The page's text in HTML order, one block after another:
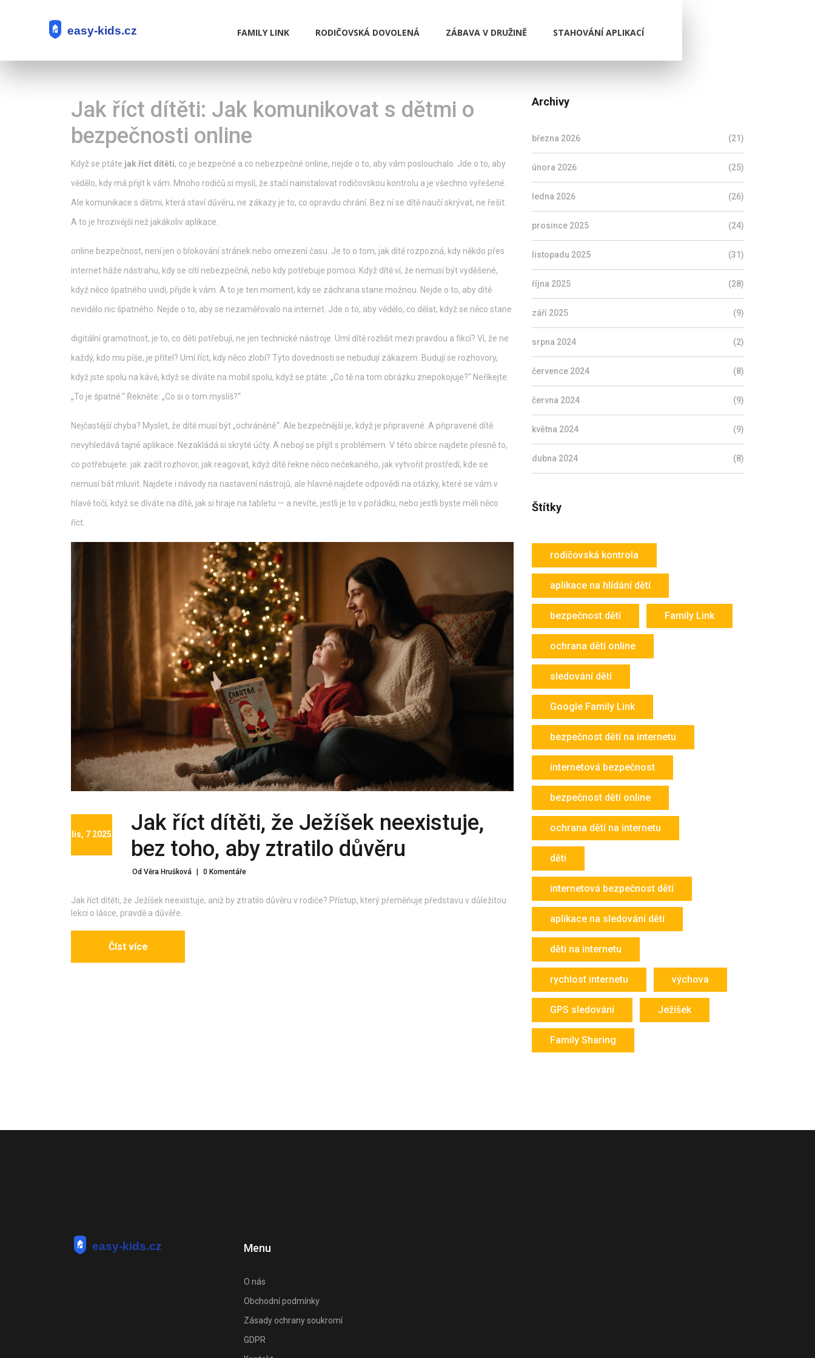
FAMILY LINK RODIČOVSKÁ DOVOLENÁ ZÁBAVA V DRUŽINĚ STAHOVÁNÍ APLIKACÍ
Jak říct dítěti: Jak komunikovat s dětmi o
bezpečnosti online
Když se ptáte jak říct dítěti, co je bezpečné a co nebezpečné online, nejde o to, aby vám poslouchalo. Jde o to, aby
vědělo, kdy má přijít k vám. Mnoho rodičů si myslí, že stačí nainstalovat rodičovskou kontrolu a je všechno vyřešené.
Ale komunikace s dětmi, která staví důvěru, ne zákazy je to, co opravdu chrání. Bez ní se dítě naučí skrývat, ne řešit.
A to je hrozivější než jakákoliv aplikace.
online bezpečnost, není jen o blokování stránek nebo omezení času . Je to o tom, jak dítě rozpozná, kdy někdo přes
internet háže nástrahu, kdy se cítí nebezpečně, nebo kdy potřebuje pomoci. Když dítě ví, že nemusí být vyděšené,
když něco špatného uvidí, přijde k vám. A to je ten moment, kdy se záchrana stane možnou. Nejde o to, aby dítě
nevidělo nic špatného. Nejde o to, aby se nezaměřovalo na internet. Jde o to, aby vědělo, co dělat, když se něco stane.
digitální gramotnost, je to, co děti potřebují, ne jen technické nástroje . Umí dítě rozlišit mezi pravdou a fikcí? Ví, že ne
každý, kdo mu píše, je přítel? Umí říct, kdy něco zlobí? Tyto dovednosti se nebudují zákazem. Budují se rozhovory,
když jste spolu na kávě, když se díváte na mobil spolu, když se ptáte: „Co tě na tom obrázku znepokojuje?“ Neříkejte:
„To je špatné.“ Řekněte: „Co si o tom myslíš?“
Nejčastější chyba? Myslet, že dítě musí být „ochráněné“. Ale bezpečnější je, když je připravené. A připravené dítě
nevyhledává tajné aplikace. Nezakládá si skryté účty. A nebojí se přijít s problémem. V této sbírce najdete přesně to,
co potřebujete: jak začít rozhovor, jak reagovat, když dítě řekne něco nečekaného, jak vytvořit prostředí, kde se
nemusí bát mluvit. Najdete i návody na nastavení nástrojů, ale hlavně najdete odpovědi na otázky, které se vám v
hlavě točí, když se díváte na dítě, jak si hraje na tabletu — a nevíte, jestli je to v pořádku, nebo jestli byste měli něco
říct.
lis, 7 2025
Jak říct dítěti, že Ježíšek neexistuje,
bez toho, aby ztratilo důvěru
Od Věra Hrušková | 0 Komentáře
Jak říct dítěti, že Ježíšek neexistuje, aniž by ztratilo důvěru v rodiče? Přístup, který přeměňuje představu v důležitou
lekci o lásce, pravdě a důvěře.
Číst více
Archivy
března 2026 (21)
února 2026 (25)
ledna 2026 (26)
prosince 2025 (24)
listopadu 2025 (31)
října 2025 (28)
září 2025 (9)
srpna 2024 (2)
července 2024 (8)
června 2024 (9)
května 2024 (9)
dubna 2024 (8)
Štítky
rodičovská kontrola
aplikace na hlídání dětí
bezpečnost dětí Family Link
ochrana dětí online
sledování dětí
Google Family Link
bezpečnost dětí na internetu
internetová bezpečnost
bezpečnost dětí online
ochrana dětí na internetu
děti
internetová bezpečnost dětí
aplikace na sledování dětí
děti na internetu
rychlost internetu výchova
GPS sledování Ježíšek
Family Sharing
Menu
O nás
Obchodní podmínky
Zásady ochrany soukromí
GDPR